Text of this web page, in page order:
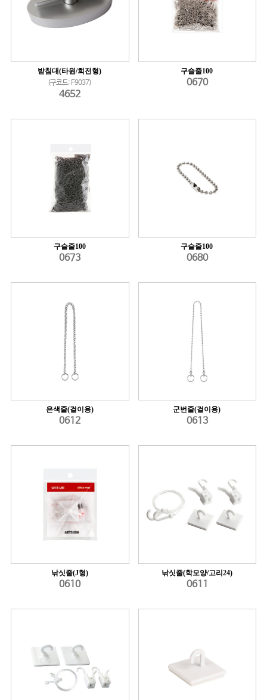
받침대(타원/회전형)
(구코드: F9037)
4652
구슬줄100
0670
구슬줄100
0673
구슬줄100
0680
은색줄(걸이용)
0612
군번줄(걸이용)
0613
낚싯줄(J형)
0610
낚싯줄(학모양/고리24)
0611